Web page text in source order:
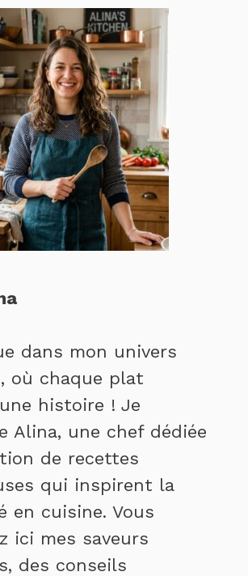
dans mon univers
où chaque plat
histoire ! Je
Alina, une chef dédiée
de recettes
qui inspirent la
en cuisine. Vous
ici mes saveurs
des conseils